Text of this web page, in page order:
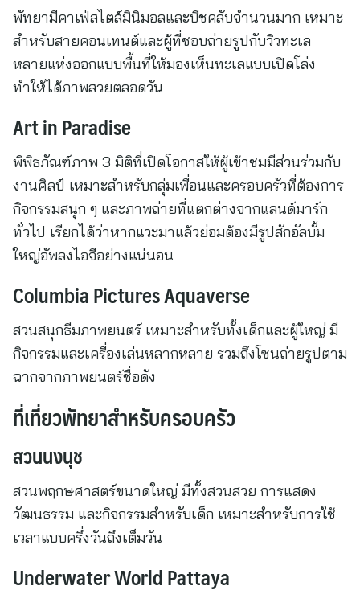
พัทยามีคาเฟ่สไตล์มินิมอลและบีชคลับจำนวนมาก เหมาะ
สำหรับสายคอนเทนต์และผู้ที่ชอบถ่ายรูปกับวิวทะเล
หลายแห่งออกแบบพื้นที่ให้มองเห็นทะเลแบบเปิดโล่ง
ทำให้ได้ภาพสวยตลอดวัน
Art in Paradise
พิพิธภัณฑ์ภาพ 3 มิติที่เปิดโอกาสให้ผู้เข้าชมมีส่วนร่วมกับ
งานศิลป์ เหมาะสำหรับกลุ่มเพื่อนและครอบครัวที่ต้องการ
กิจกรรมสนุก ๆ และภาพถ่ายที่แตกต่างจากแลนด์มาร์ก
ทั่วไป เรียกได้ว่าหากแวะมาแล้วย่อมต้องมีรูปสักอัลบั้ม
ใหญ่อัพลงไอจีอย่างแน่นอน
Columbia Pictures Aquaverse
สวนสนุกธีมภาพยนตร์ เหมาะสำหรับทั้งเด็กและผู้ใหญ่ มี
กิจกรรมและเครื่องเล่นหลากหลาย รวมถึงโซนถ่ายรูปตาม
ฉากจากภาพยนตร์ชื่อดัง
ที่เที่ยวพัทยาสำหรับครอบครัว
สวนนงนุช
สวนพฤกษศาสตร์ขนาดใหญ่ มีทั้งสวนสวย การแสดง
วัฒนธรรม และกิจกรรมสำหรับเด็ก เหมาะสำหรับการใช้
เวลาแบบครึ่งวันถึงเต็มวัน
Underwater World Pattaya